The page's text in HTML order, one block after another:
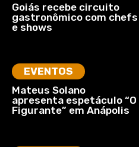
Goiás recebe circuito
gastronômico com chefs
e shows
EVENTOS
Mateus Solano
apresenta espetáculo “O
Figurante” em Anápolis